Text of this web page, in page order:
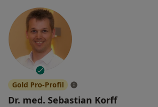
Gold Pro-Profil
Dr. med. Sebastian Korff